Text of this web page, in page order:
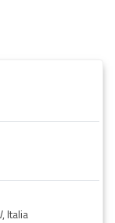
Italia